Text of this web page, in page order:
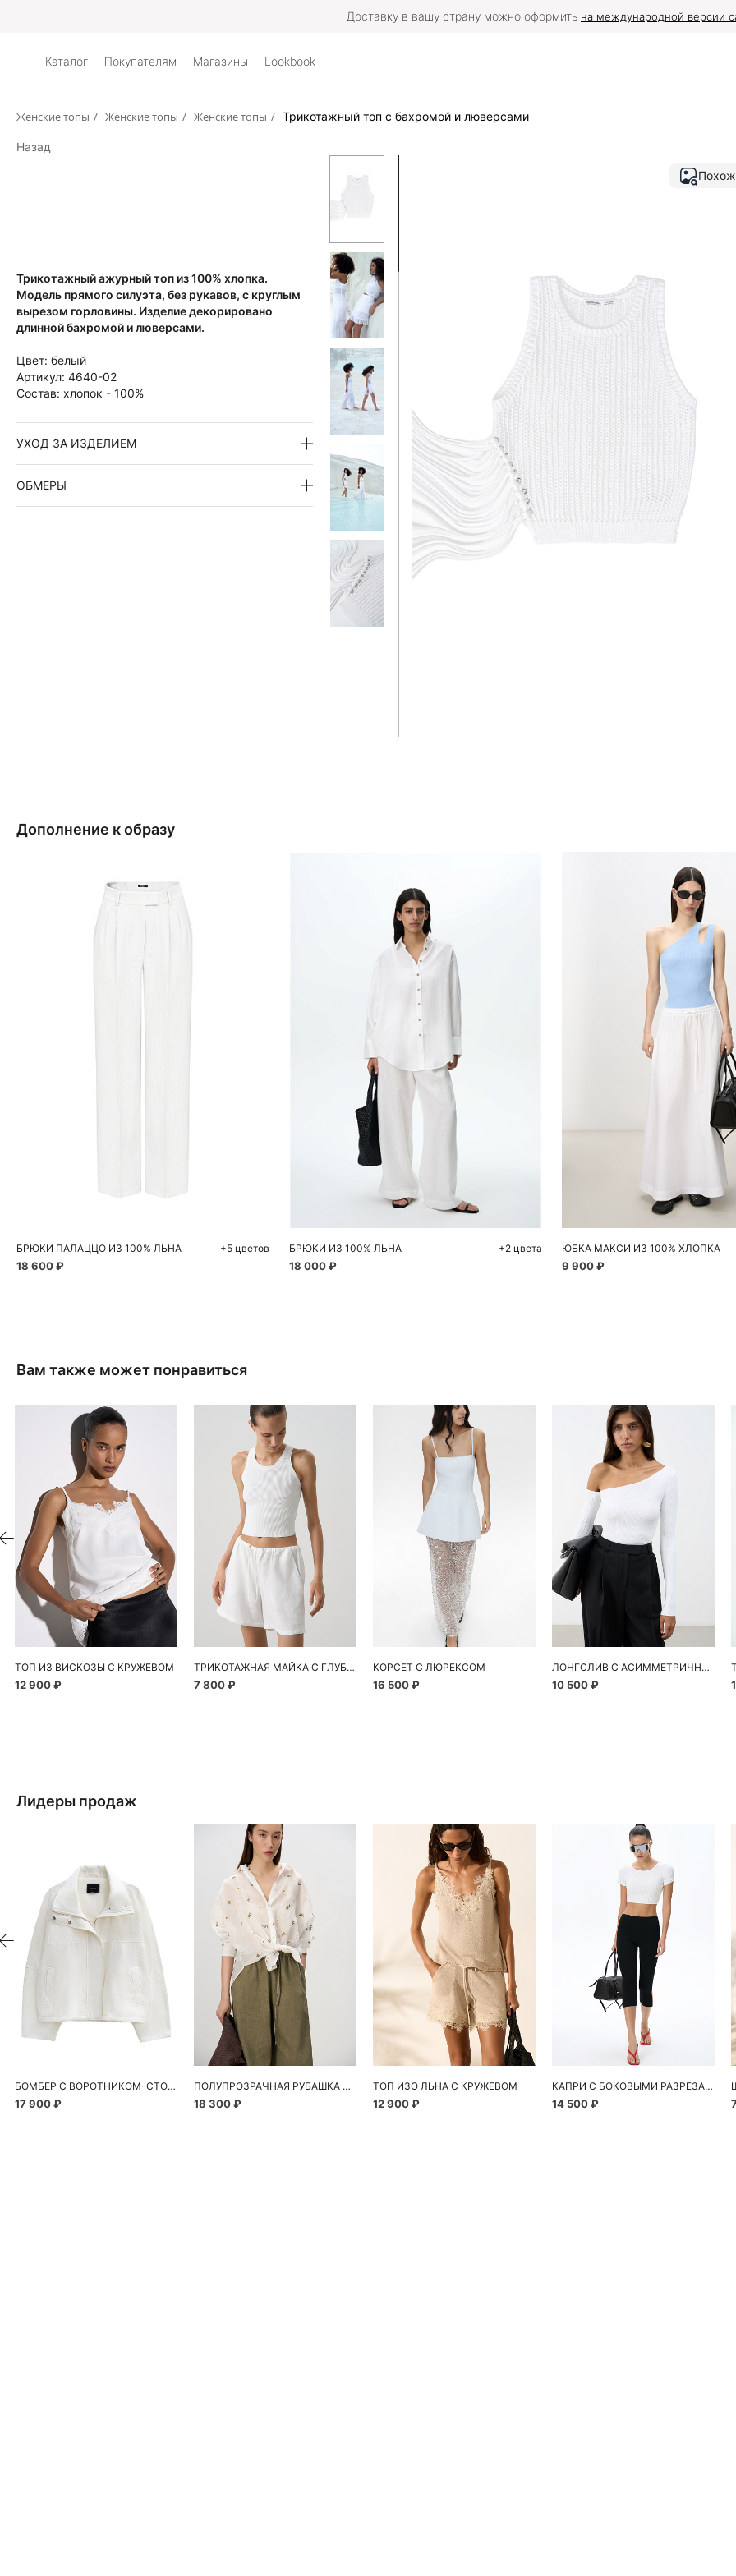
Доставку в вашу страну можно оформить на международной версии
Каталог Покупателям Магазины Lookbook
Женские топы / Женские топы / Женские топы / Трикотажный топ с бахромой и люверсами
Назад
Трикотажный ажурный топ из 100% хлопка.
Модель прямого силуэта, без рукавов, с круглым
вырезом горловины. Изделие декорировано
длинной бахромой и люверсами.
Цвет: белый
Артикул: 4640-02
Состав: хлопок - 100%
УХОД ЗА ИЗДЕЛИЕМ
ОБМЕРЫ
Дополнение к образу
БРЮКИ ПАЛАЦЦО ИЗ 100% ЛЬНА
18 600 ₽
+5 цветов
Добавить в корзину
БРЮКИ ИЗ 100% ЛЬНА
18 000 ₽
+2 цвета
Добавить в
ЮБКА МАКСИ ИЗ 100% ХЛОПКА
9 900 ₽
Вам также может понравиться
ТОП ИЗ ВИСКОЗЫ С КРУЖЕВОМ
12 900 ₽
ТРИКОТАЖНАЯ МАЙКА С ГЛУБОКИМ ВЫРЕЗОМ
7 800 ₽
КОРСЕТ С ЛЮРЕКСОМ
16 500 ₽
ЛОНГСЛИВ С АСИММЕТРИЧНЫМ ВЫРЕЗОМ ГОРЛОВИНЫ
10 500 ₽
Лидеры продаж
БОМБЕР С ВОРОТНИКОМ-СТОЙКОЙ
17 900 ₽
ПОЛУПРОЗРАЧНАЯ РУБАШКА С РОМАШКАМИ
18 300 ₽
ТОП ИЗО ЛЬНА С КРУЖЕВОМ
12 900 ₽
КАПРИ С БОКОВЫМИ РАЗРЕЗАМИ
14 500 ₽